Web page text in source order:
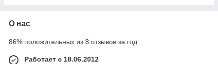
О нас
86% положительных из 8 отзывов за год
Работает с 18.06.2012